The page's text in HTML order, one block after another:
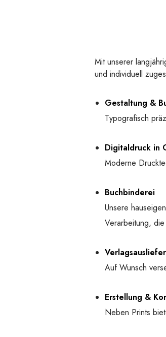
Mit unserer
und individuell
Gestaltung &
Typografisch
Digitaldruck in
Moderne
Buchbinderei
Unsere
Verarbeitung,
Auf Wunsch
Erstellung &
Neben Prints